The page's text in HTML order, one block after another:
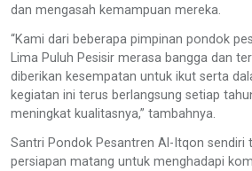
dan mengasah kemampuan mereka.
“Kami dari beberapa pimpinan pondok
Lima Puluh Pesisir merasa bangga dan
diberikan kesempatan untuk ikut serta
kegiatan ini terus berlangsung setiap
meningkat kualitasnya,” tambahnya.
Santri Pondok Pesantren Al-Itqon sendiri
persiapan matang untuk menghadapi